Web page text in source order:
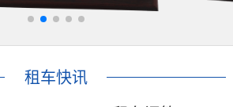
租车快讯